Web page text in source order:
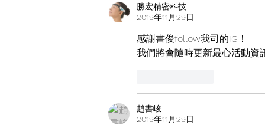
勝宏精密科技
2019年11月29日
感謝書俊follow我司的IG！
我們將會隨時更新最心活動資
趙書峻
2019年11月29日